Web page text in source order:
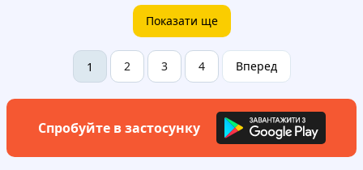
Показати ще
1 2 3 4 Вперед
Спробуйте в застосунку